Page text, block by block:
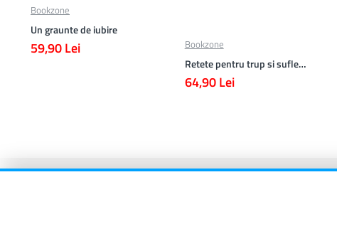
Bookzone
Un graunte de iubire
59,90 Lei Bookzone
Retete pentru trup si suflet din bucataria manastirii
64,90 Lei